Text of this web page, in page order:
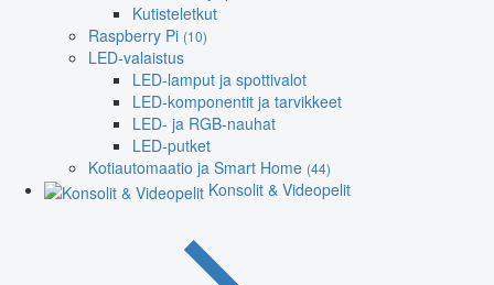
Kutisteletkut
Raspberry Pi (10)
LED-valaistus
LED-lamput ja spottivalot
LED-komponentit ja tarvikkeet
LED- ja RGB-nauhat
LED-putket
Kotiautomaatio ja Smart Home (44)
Konsolit & Videopelit